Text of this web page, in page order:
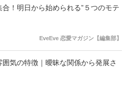
！明日から始められる”５つのモテ
EveEve 恋愛マガジン【編集部】
気の特徴｜曖昧な関係から発展さ